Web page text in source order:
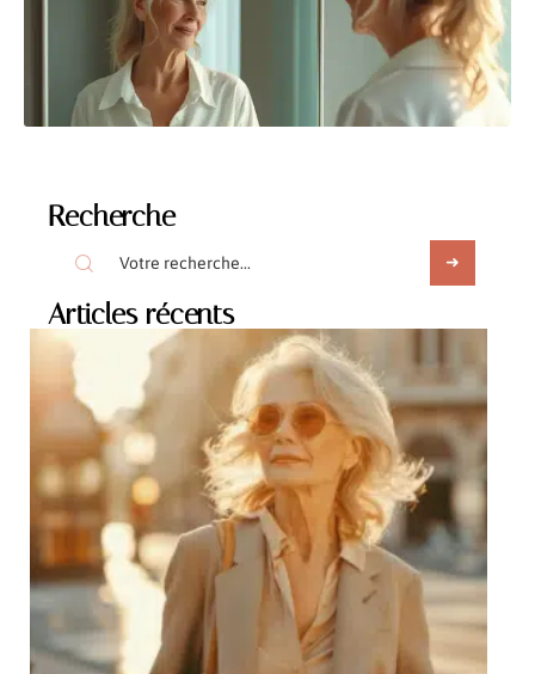
Recherche
Articles récents